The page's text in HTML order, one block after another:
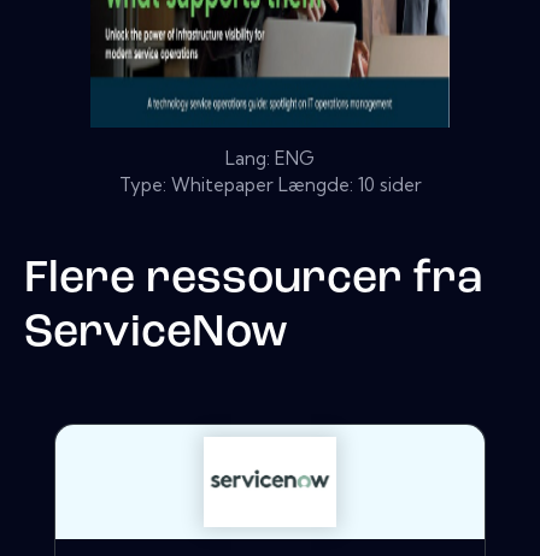
Lang: ENG
Type: Whitepaper Længde: 10 sider
Flere ressourcer fra
ServiceNow